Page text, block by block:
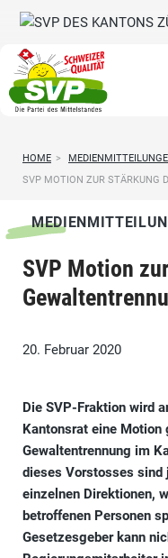
HOME >
SVP MOTION ZUR STÄRKUNG
SVP Motion
20. Februar 2020
Die SVP-Fraktion wird
Kantonsrat eine Motion
Gewaltentrennung im
dieses Vorstosses sind
einzelnen Direktionen,
betroffenen Personen
Gesetzesgeber kann